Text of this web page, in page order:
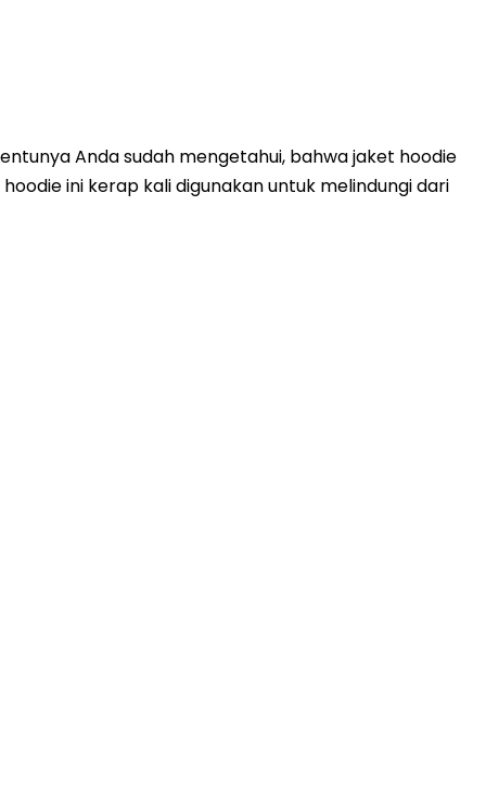
Anda sudah mengetahui, bahwa jaket hoodie
ini kerap kali digunakan untuk melindungi dari